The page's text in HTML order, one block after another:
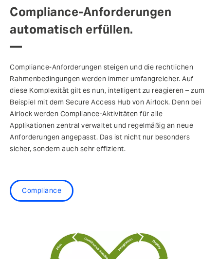
Compliance-Anforderungen
automatisch erfüllen.
Compliance-Anforderungen steigen und die rechtlichen
Rahmenbedingungen werden immer umfangreicher. Auf
diese Komplexität gilt es nun, intelligent zu reagieren – zum
Beispiel mit dem Secure Access Hub von Airlock. Denn bei
Airlock werden Compliance-Aktivitäten für alle
Applikationen zentral verwaltet und regelmäßig an neue
Anforderungen angepasst. Das ist nicht nur besonders
sicher, sondern auch sehr effizient.
Compliance